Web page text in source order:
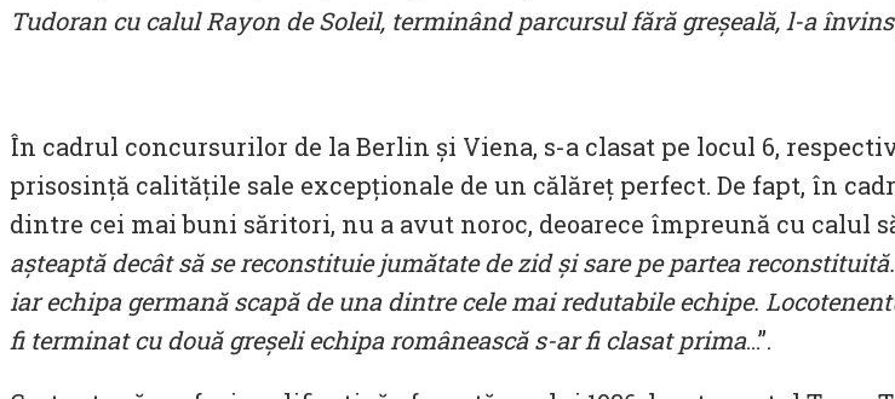
Tudoran cu calul Rayon de Soleil, terminând parcursul fără greșeală, l-a
În cadrul concursurilor de la Berlin și Viena, s-a clasat pe locul 6,
prisosință calitățile sale excepționale de un călăreț perfect. De fapt, în
dintre cei mai buni săritori, nu a avut noroc, deoarece împreună cu calul
așteaptă decât să se reconstituie jumătate de zid și sare pe partea
iar echipa germană scapă de una dintre cele mai redutabile echipe.
fi terminat cu două greșeli echipa românească s-ar fi clasat prima…”.